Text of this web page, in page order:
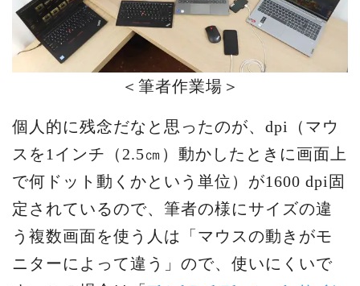
＜筆者作業場＞
個人的に残念だなと思ったのが、dpi（マウ
スを1インチ（2.5㎝）動かしたときに画面上
で何ドット動くかという単位）が1600 dpi固
定されているので、筆者の様にサイズの違
う複数画面を使う人は「マウスの動きがモ
ニターによって違う」ので、使いにくいで